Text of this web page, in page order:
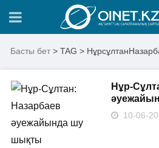
Басты бет > TAG >
Нұр-
10-06-